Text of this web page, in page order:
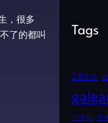
，很多
了的都叫
Tags
2.5次元
三次元 业